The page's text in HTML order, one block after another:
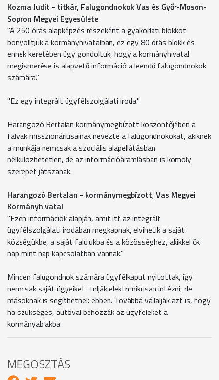
Kozma Judit - titkár, Falugondnokok Vas és Győr-Moson-
Sopron Megyei Egyesülete
"A 260 órás alapképzés részeként a gyakorlati blokkot
bonyolítjuk a kormányhivatalban, ez egy 80 órás blokk és
ennek keretében úgy gondoltuk, hogy a kormányhivatal
megismerése is alapvető információ a leendő falugondnokok
számára."
"Ez egy integrált ügyfélszolgálati iroda."
Harangozó Bertalan kormánymegbízott köszöntőjében a
falvak misszionáriusainak nevezte a falugondnokokat, akiknek
a munkája nemcsak a szociális alapellátásban
nélkülözhetetlen, de az információáramlásban is komoly
szerepet játszanak.
Harangozó Bertalan - kormánymegbízott, Vas Megyei
Kormányhivatal
"Ezen információk alapján, amit itt az integrált
ügyfélszolgálati irodában megkapnak, elvihetik a saját
községükbe, a saját falujukba és a közösséghez, akikkel ők
nap mint nap kapcsolatban vannak."
Minden falugondnok számára ügyfélkaput nyitottak, így
nemcsak saját ügyeiket tudják elektronikusan intézni, de
másoknak is segíthetnek ebben. Továbbá vállalják azt is, hogy
ha szükséges, autóval behozzák az ügyfeleket a
kormányablakba.
MEGOSZTÁS